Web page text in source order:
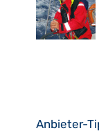
Anbieter-